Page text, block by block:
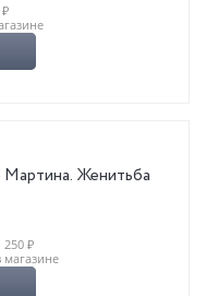
Женитьба
250 ₽
магазине